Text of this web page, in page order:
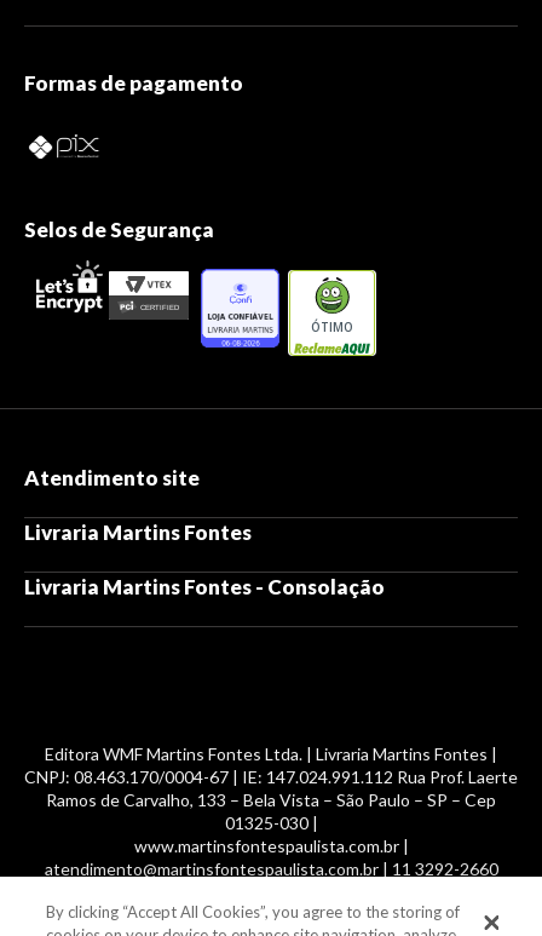
Formas de pagamento
Selos de Segurança
ÓTIMO
Atendimento site
Livraria Martins Fontes
Livraria Martins Fontes - Consolação
Editora WMF Martins Fontes Ltda. | Livraria Martins Fontes |
CNPJ: 08.463.170/0004-67 | IE: 147.024.991.112 Rua Prof. Laerte
Ramos de Carvalho, 133 – Bela Vista – São Paulo – SP – Cep
01325-030 |
www.martinsfontespaulista.com.br |
atendimento@martinsfontespaulista.com.br | 11 3292-2660
© 2014 -2026, MartinsFontes livros nacionais e importados,
By clicking “Accept All Cookies”, you agree to the storing of